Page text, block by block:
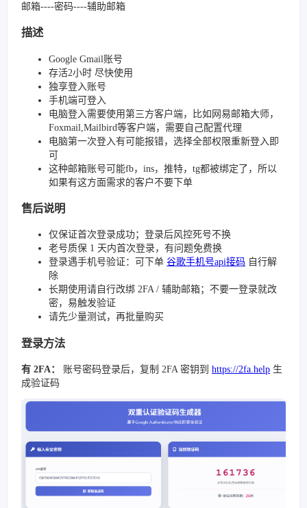
邮箱----密码----辅助邮箱
描述
Google Gmail账号
存活2小时 尽快使用
独享登入账号
手机端可登入
电脑登入需要使用第三方客户端，比如网易邮箱大师，
Foxmail,Mailbird等客户端，需要自己配置代理
电脑第一次登入有可能报错，选择全部权限重新登入即
可
这种邮箱账号可能fb，ins，推特，tg都被绑定了，所以
如果有这方面需求的客户不要下单
售后说明
仅保证首次登录成功；登录后风控死号不换
老号质保 1 天内首次登录，有问题免费换
登录遇手机号验证：可下单 谷歌手机号api接码 自行解
除
长期使用请自行改绑 2FA / 辅助邮箱；不要一登录就改
密，易触发验证
请先少量测试，再批量购买
登录方法
有 2FA： 账号密码登录后，复制 2FA 密钥到 https://2fa.help 生
成验证码